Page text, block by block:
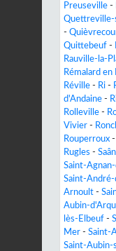
Preuseville -
Quettreville-
-
Quittebeuf -
Rauville-la-
Rémalard en
Réville - Ri -
d'Andaine -
Rolleville -
Vivier -
Rouperroux -
Rugles -
Saint-
Saint-
Arnoult -
Aubin-
lès-Elbeuf -
Mer - Saint-
Saint-Aubin-